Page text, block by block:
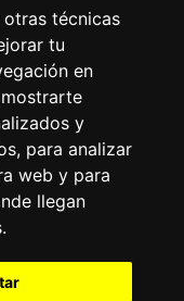
técnicas
tu
en
y
para analizar
web y para
llegan